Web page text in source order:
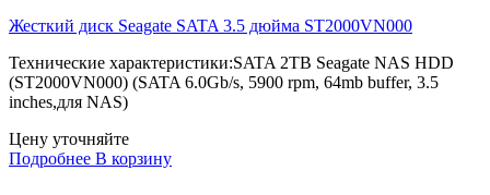
Жесткий диск Seagate SATA 3.5 дюйма ST2000VN000
Технические характеристики:SATA 2TB Seagate NAS HDD
(ST2000VN000) (SATA 6.0Gb/s, 5900 rpm, 64mb buffer, 3.5
inches,для NAS)
Цену уточняйте
Подробнее В корзину